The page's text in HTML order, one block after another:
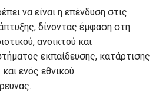
να είναι η επένδυση στις
δίνοντας έμφαση στη
ανοικτού και
εκπαίδευσης, κατάρτισης
ενός εθνικού